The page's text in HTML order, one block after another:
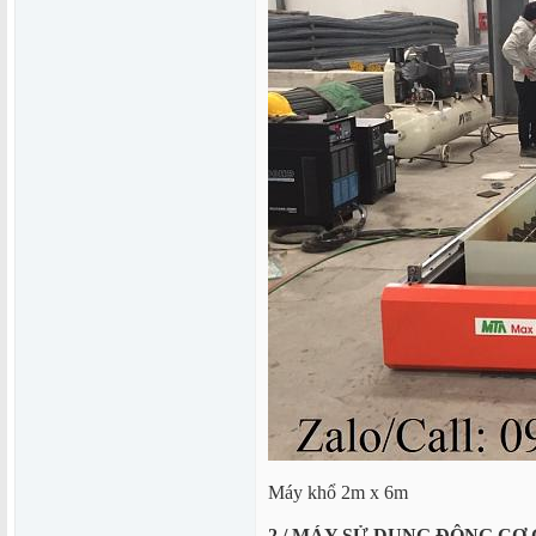
Máy khổ 2m x 6m